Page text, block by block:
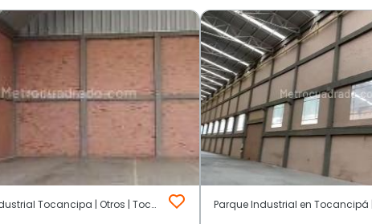
Parque Industrial Tocancipa | Otros | Tocancipá